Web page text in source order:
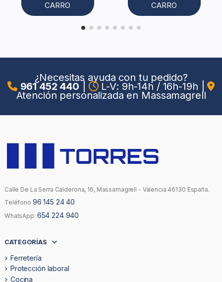
CARRO
CARRO
¿Necesitas ayuda con tu pedido?
961 452 440 L-V: 9h-14h / 16h-19h
Atención personalizada en Massamagrell
Calle De La Serra Calderona, 16, Massamagrell - Valencia 46130 España.
Teléfono 96 145 24 40
WhatsApp: 654 224 940
CATEGORÍAS
Ferretería
Protección laboral
Cocina